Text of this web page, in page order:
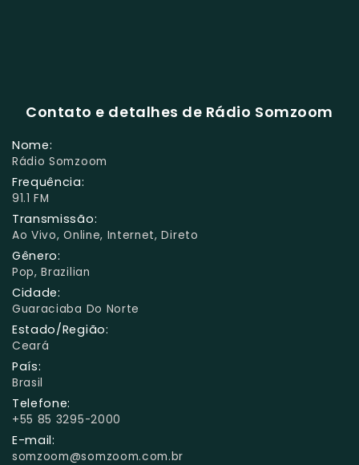
Contato e detalhes de Rádio Somzoom
Nome:
Rádio Somzoom
Frequência:
91.1 FM
Transmissão:
Ao Vivo, Online, Internet, Direto
Gênero:
Pop, Brazilian
Cidade:
Guaraciaba Do Norte
Estado/Região:
Ceará
País:
Brasil
Telefone:
+55 85 3295-2000
E-mail:
somzoom@somzoom.com.br